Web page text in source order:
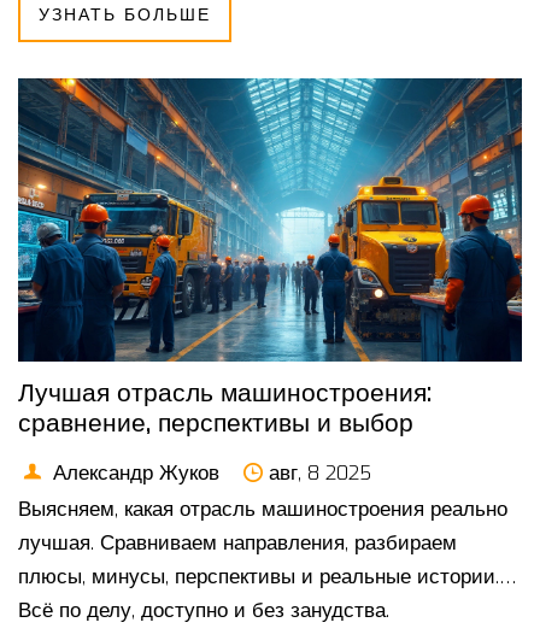
УЗНАТЬ БОЛЬШЕ
Лучшая отрасль машиностроения:
сравнение, перспективы и выбор
Александр Жуков
авг, 8 2025
Выясняем, какая отрасль машиностроения реально
лучшая. Сравниваем направления, разбираем
плюсы, минусы, перспективы и реальные истории.
Всё по делу, доступно и без занудства.